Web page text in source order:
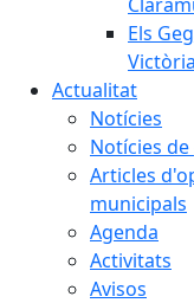
Els
Victòria
Actualitat
Notícies
Notícies
Articles
municipals
Agenda
Activitats
Avisos